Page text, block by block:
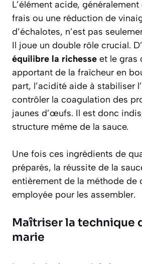
L’élément acide,
frais ou une réduction de
d’échalotes, n’est pas
Il joue un double rôle crucial.
équilibre la richesse et le gras
apportant de la fraîcheur en
part, l’acidité aide à stabiliser
contrôler la coagulation des
jaunes d’œufs. Il est donc
structure même de la sauce.
Une fois ces ingrédients de
préparés, la réussite de la
entièrement de la méthode de
employée pour les assembler.
Maîtriser la technique
marie